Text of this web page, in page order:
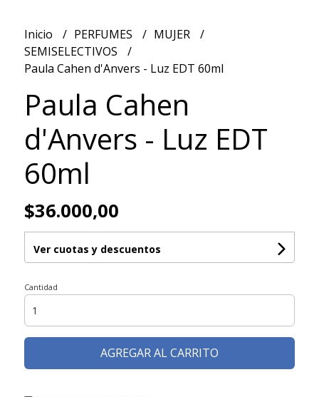
Inicio PERFUMES
MUJER
SEMISELECTIVOS
Paula Cahen d'Anvers - Luz EDT 60ml
Paula Cahen
d'Anvers - Luz EDT
60ml
$36.000,00
Ver cuotas y descuentos
Cantidad
AGREGAR AL CARRITO